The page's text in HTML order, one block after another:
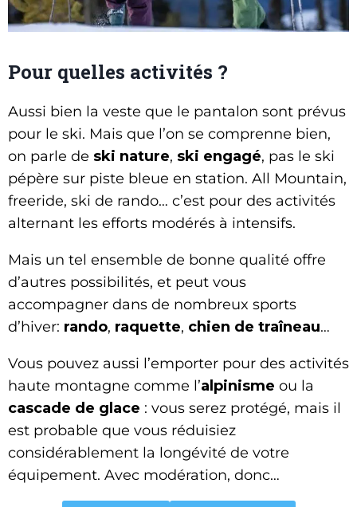
Pour quelles activités ?
Aussi bien la veste que le pantalon sont prévus
pour le ski. Mais que l’on se comprenne bien,
on parle de ski nature, ski engagé, pas le ski
pépère sur piste bleue en station. All Mountain,
freeride, ski de rando… c’est pour des activités
alternant les efforts modérés à intensifs.
Mais un tel ensemble de bonne qualité offre
d’autres possibilités, et peut vous
accompagner dans de nombreux sports
d’hiver: rando, raquette, chien de traîneau…
Vous pouvez aussi l’emporter pour des activités
haute montagne comme l’alpinisme ou la
cascade de glace : vous serez protégé, mais il
est probable que vous réduisiez
considérablement la longévité de votre
équipement. Avec modération, donc…